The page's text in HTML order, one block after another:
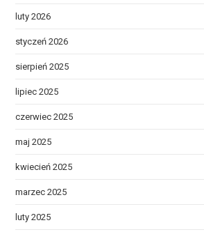
luty 2026
styczeń 2026
sierpień 2025
lipiec 2025
czerwiec 2025
maj 2025
kwiecień 2025
marzec 2025
luty 2025